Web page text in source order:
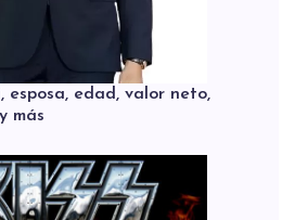
esposa, edad, valor neto,
más